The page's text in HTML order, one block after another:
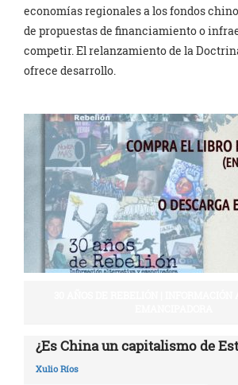
economías regionales a los fondos
de propuestas de financiamiento o
competir. El relanzamiento de la
ofrece desarrollo.
¿Es China un capitalismo de
Xulio Ríos